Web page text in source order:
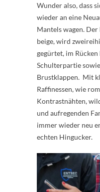
Wunder also, dass
wieder an eine
Mantels wagen.
beige, wird
gegürtet, im
Schulterpartie
Brustklappen. Mit
Raffinessen, wie
Kontrastnähten,
und aufregenden
immer wieder neu
echten Hingucker.